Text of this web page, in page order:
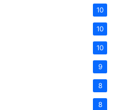
10
10
10
9
8
8